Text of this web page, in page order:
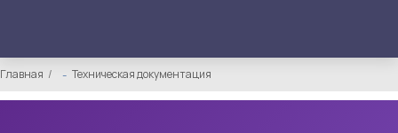
Главная Техническая документация